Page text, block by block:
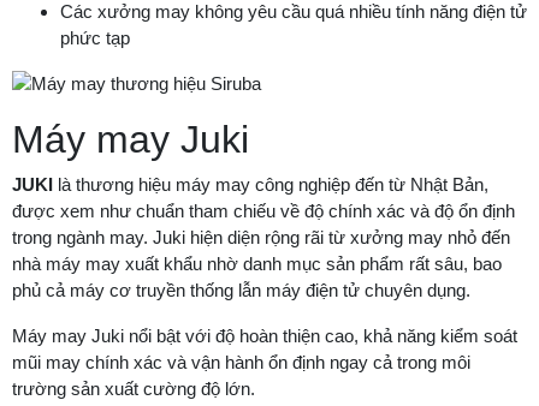
Các xưởng may không yêu cầu quá nhiều tính năng điện tử
phức tạp
Máy may Juki
JUKI là thương hiệu máy may công nghiệp đến từ Nhật Bản,
được xem như chuẩn tham chiếu về độ chính xác và độ ổn định
trong ngành may. Juki hiện diện rộng rãi từ xưởng may nhỏ đến
nhà máy may xuất khẩu nhờ danh mục sản phẩm rất sâu, bao
phủ cả máy cơ truyền thống lẫn máy điện tử chuyên dụng.
Máy may Juki nổi bật với độ hoàn thiện cao, khả năng kiểm soát
mũi may chính xác và vận hành ổn định ngay cả trong môi
trường sản xuất cường độ lớn.